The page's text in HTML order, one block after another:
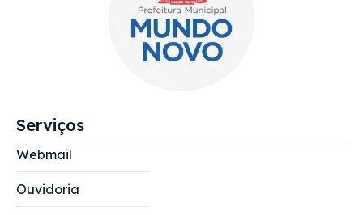
Serviços
Webmail
Ouvidoria